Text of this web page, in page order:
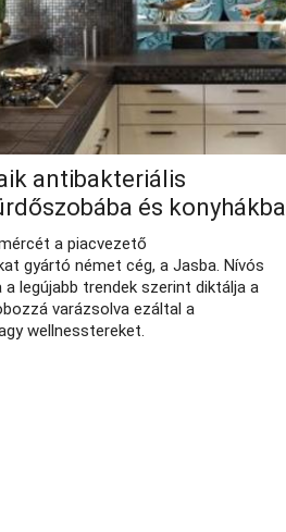
antibakteriális
és konyhákba
a piacvezető
gyártó német cég, a Jasba. Nívós
legújabb trendek szerint diktálja a
varázsolva ezáltal a
wellnesstereket.